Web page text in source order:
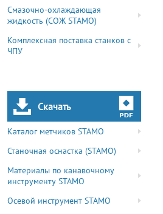
Смазочно-охлаждающая
жидкость (СОЖ STAMO)
Комплексная поставка станков с
ЧПУ
Скачать
Каталог метчиков STAMO
Станочная оснастка (STAMO)
Материалы по канавочному
инструменту STAMO
Осевой инструмент STAMO